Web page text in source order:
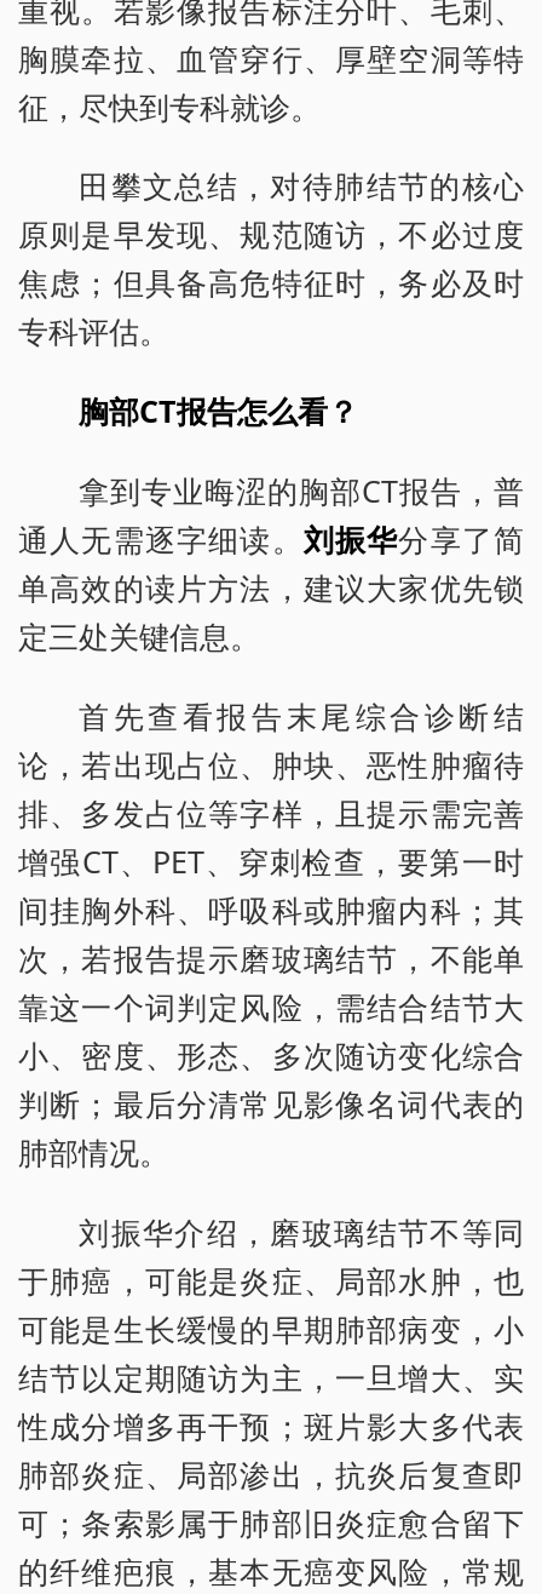
重视。若影像报告标注分叶、毛刺、
胸膜牵拉、血管穿行、厚壁空洞等特
征，尽快到专科就诊。
田攀文总结，对待肺结节的核心
原则是早发现、规范随访，不必过度
焦虑；但具备高危特征时，务必及时
专科评估。
胸部CT报告怎么看？
拿到专业晦涩的胸部CT报告，普
通人无需逐字细读。 刘振华分享了简
单高效的读片方法，建议大家优先锁
定三处关键信息。
首先查看报告末尾综合诊断结
论，若出现占位、肿块、恶性肿瘤待
排、多发占位等字样，且提示需完善
增强CT、PET、穿刺检查，要第一时
间挂胸外科、呼吸科或肿瘤内科；其
次，若报告提示磨玻璃结节，不能单
靠这一个词判定风险，需结合结节大
小、密度、形态、多次随访变化综合
判断；最后分清常见影像名词代表的
肺部情况。
刘振华介绍，磨玻璃结节不等同
于肺癌，可能是炎症、局部水肿，也
可能是生长缓慢的早期肺部病变，小
结节以定期随访为主，一旦增大、实
性成分增多再干预；斑片影大多代表
肺部炎症、局部渗出，抗炎后复查即
可；条索影属于肺部旧炎症愈合留下
的纤维疤痕，基本无癌变风险，常规